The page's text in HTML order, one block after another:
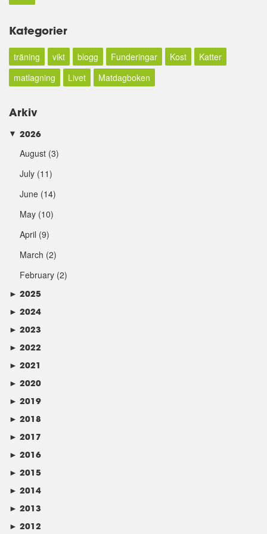
Kategorier
träning vikt blogg Funderingar Kost
Katter
matlagning
Livet Matdagboken
Arkiv
► 2026
August (3)
July (11)
June (14)
May (10)
April (9)
March (2)
February (2)
► 2025
► 2024
► 2023
► 2022
► 2021
► 2020
► 2019
► 2018
► 2017
► 2016
► 2015
► 2014
► 2013
► 2012